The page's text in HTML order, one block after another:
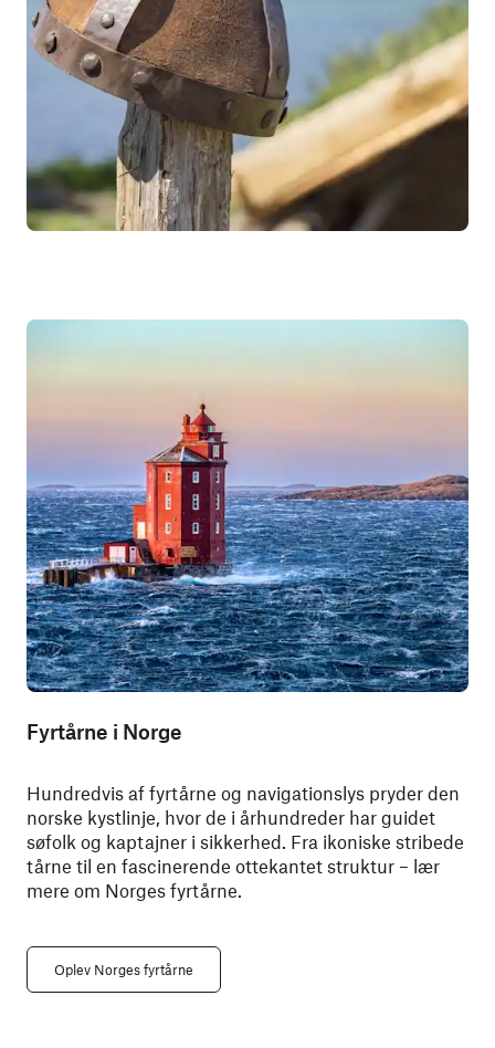
Fyrtårne i Norge
Hundredvis af fyrtårne og navigationslys pryder den
norske kystlinje, hvor de i århundreder har guidet
søfolk og kaptajner i sikkerhed. Fra ikoniske stribede
tårne til en fascinerende ottekantet struktur – lær
mere om Norges fyrtårne.
Oplev Norges fyrtårne